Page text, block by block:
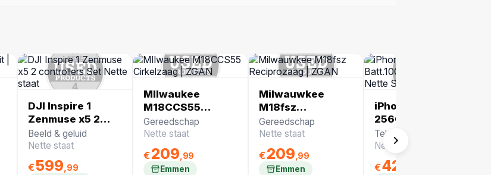
DJI Inspire 1
Zenmuse x5 2
controllers Set
Nette staat
Beeld & geluid
Nette staat
€599 ,99
MIlwaukee
M18CCS55
Cirkelzaag |
ZGAN
Gereedschap
Nette staat
€209 ,99
Emmen
Milwauwkee
M18fsz
Reciprozaag |
ZGAN
Gereedschap
Nette staat
€209 ,99
Emmen
iPhone 16e
256GB Batt.100%
Wit (eSIM)| Nette
Staat
Telefoons
Nette staat
€424